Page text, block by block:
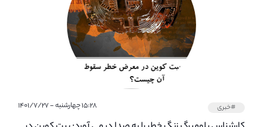
#خبری ۱۵:۲۸ چهارشنبه - ۱۴۰۱/۷/۲۷